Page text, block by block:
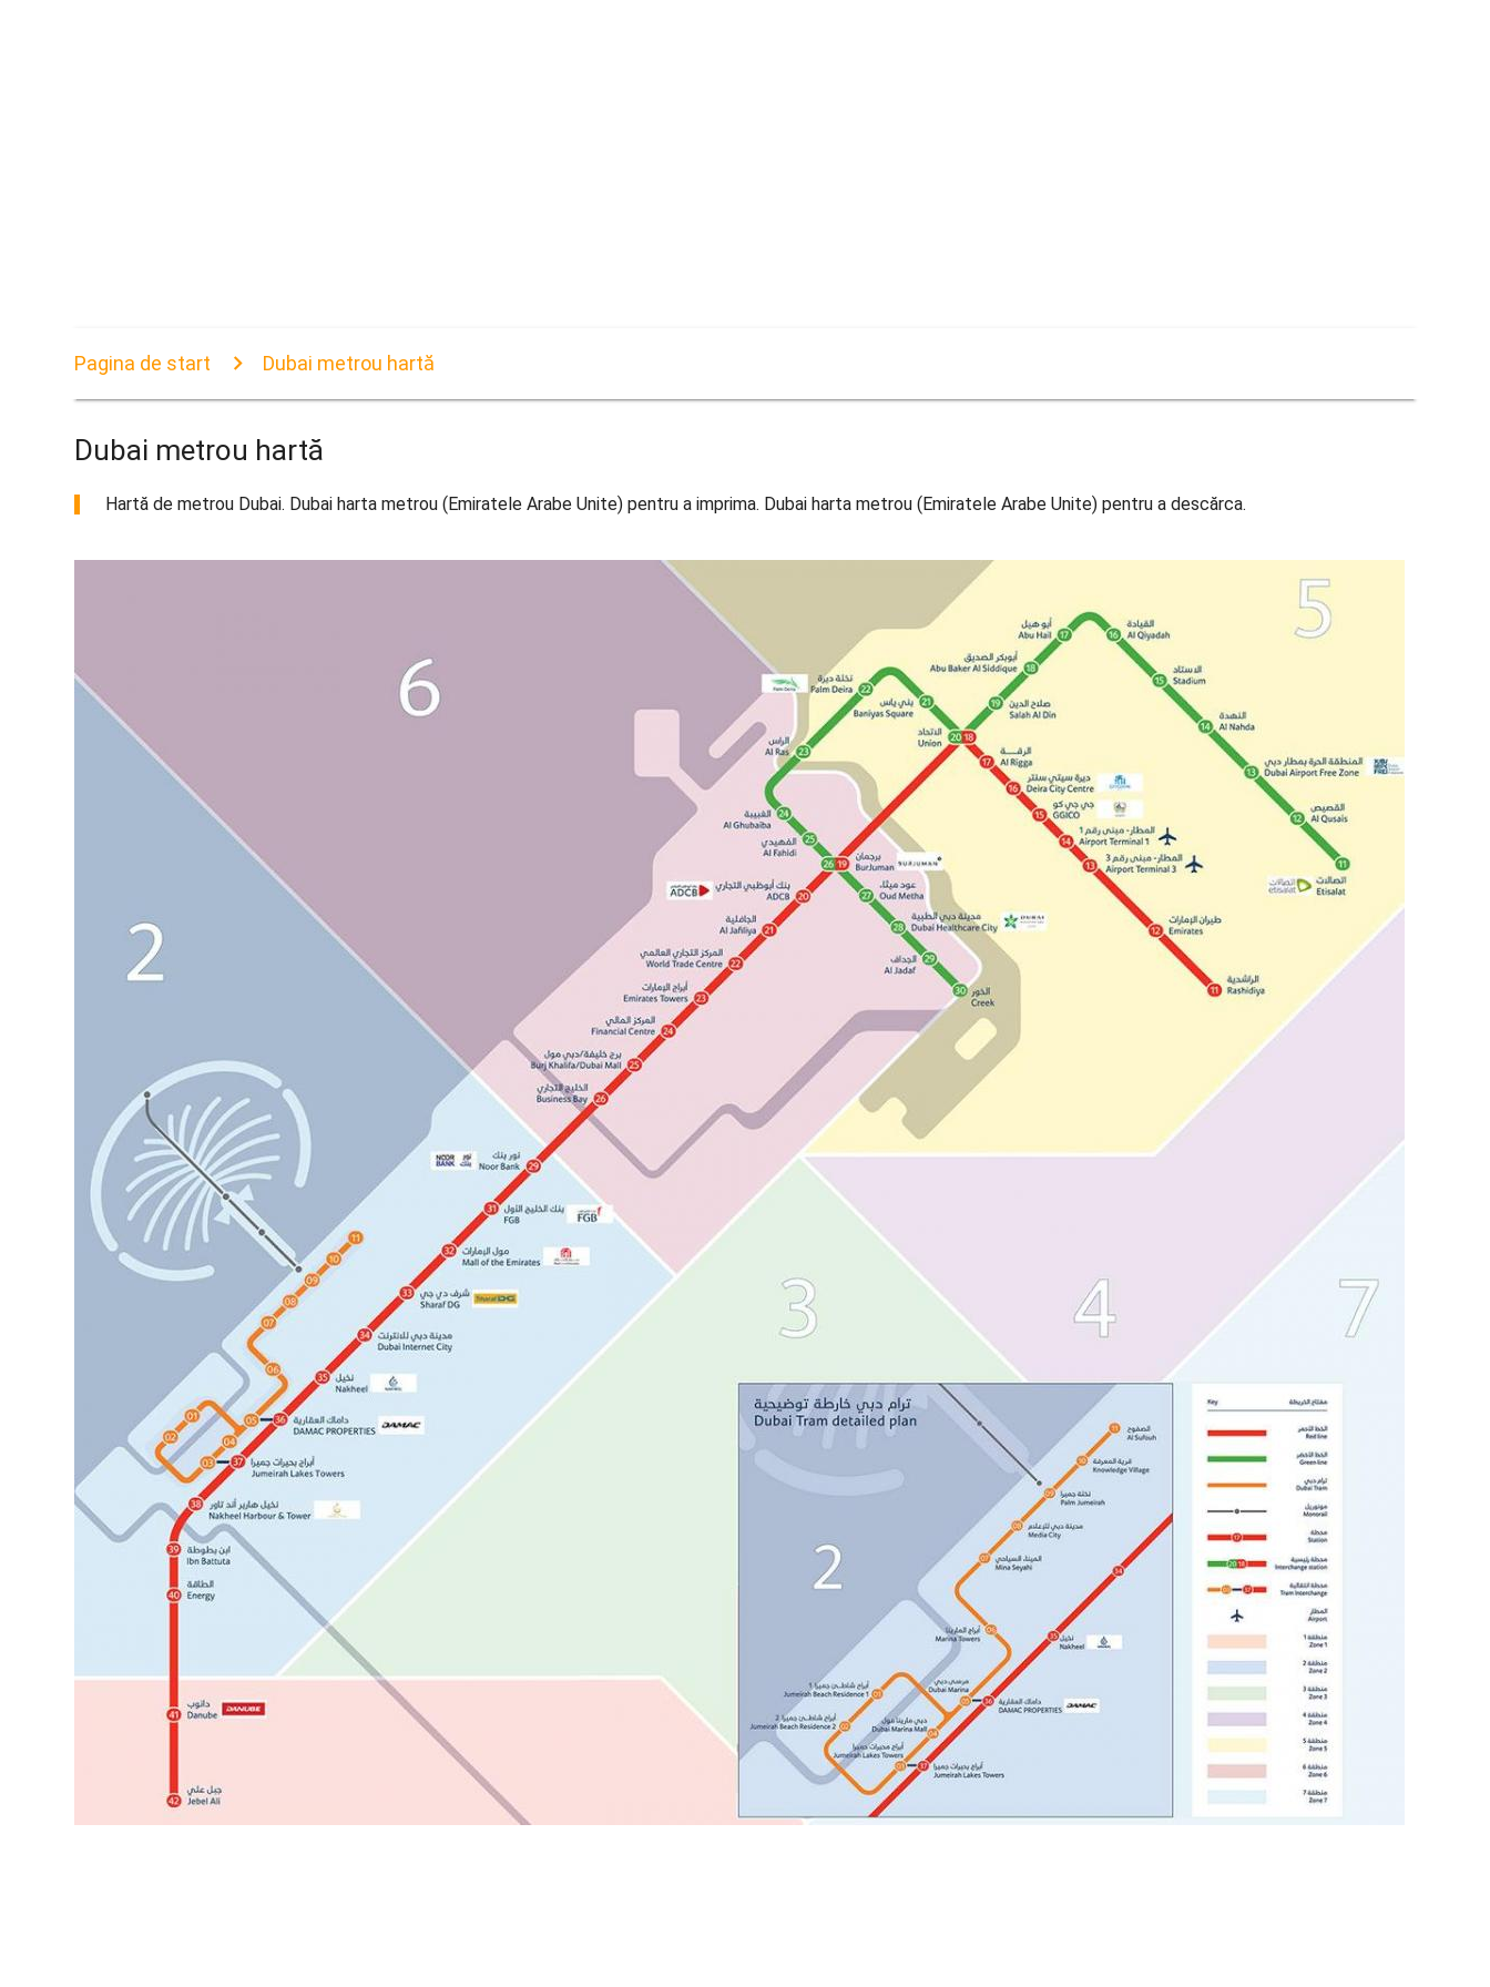
Pagina de start Dubai metrou hartă
Dubai metrou hartă
Hartă de metrou Dubai. Dubai harta metrou (Emiratele Arabe Unite) pentru a imprima. Dubai harta metrou (Emiratele Arabe Unite) pentru a descărca.